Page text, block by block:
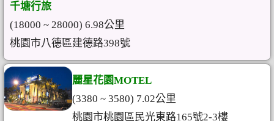
千塘行旅
(18000 ~ 28000) 6.98公里
桃園市八德區建德路398號
麗星花園MOTEL
(3380 ~ 3580) 7.02公里
桃園市桃園區民光東路165號2-3樓